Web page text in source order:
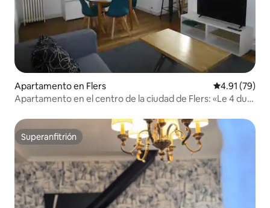
Apartamento en Flers Calificación
4.91 (79)
Apartamento en el centro de la ciudad de Flers: «Le 4 du
Superanfitrión
Superanfitrión